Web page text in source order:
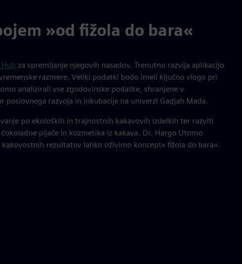
»od fižola do bara«
za spremljanje njegovih nasadov. Trenutno razvija aplikacijo
razmere. Veliki podatki bodo imeli ključno vlogo pri
analizirali vse zgodovinske podatke, shranjene v
razvoja in inkubacije na univerzi Gadjah Mada.
po ekoloških in trajnostnih kakavovih izdelkih ter razviti
pijače in kozmetika iz kakava. Dr. Hargo Utomo
rezultatov lahko oživimo koncept« fižola do bara«.